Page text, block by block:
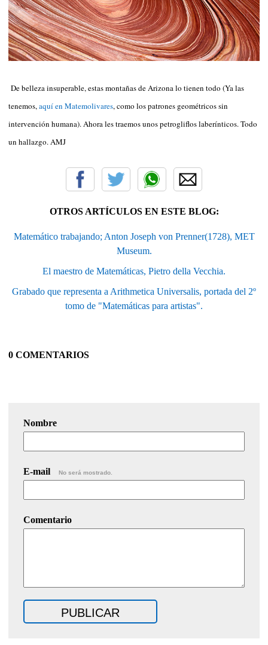
De belleza insuperable, estas montañas de Arizona lo tienen todo (Ya las
tenemos,aquí en Matemolivares, como los patrones geométricos sin
intervención humana). Ahora les traemos unos petrogliflos laberínticos. Todo
un hallazgo. AMJ
OTROS ARTÍCULOS EN ESTE BLOG:
Matemático trabajando; Anton Joseph von Prenner(1728), MET
Museum.
El maestro de Matemáticas, Pietro della Vecchia.
Grabado que representa a Arithmetica Universalis, portada del 2º
tomo de "Matemáticas para artistas".
0 COMENTARIOS
Nombre
E-mail No será mostrado.
Comentario